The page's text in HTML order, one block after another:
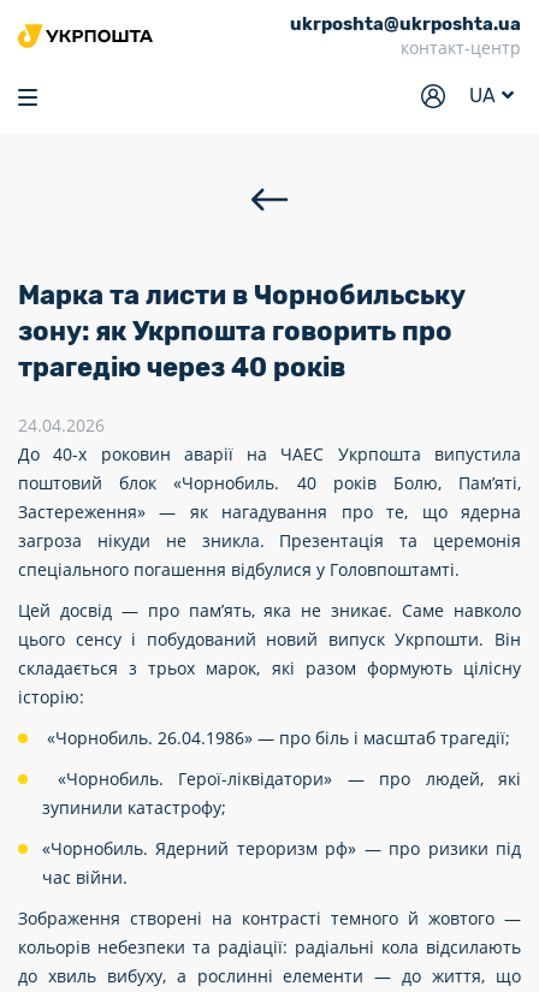
ukrposhta@ukrposhta.ua
контакт-центр
UA
Головна
Маркет
Відділення
Філателія
Кар’єра
Для бізнесу
Марка та листи в Чорнобильську
зону: як Укрпошта говорить про
трагедію через 40 років
24.04.2026
До 40-х роковин аварії на ЧАЕС Укрпошта випустила
поштовий блок «Чорнобиль. 40 років Болю, Пам’яті,
Застереження» — як нагадування про те, що ядерна
загроза нікуди не зникла. Презентація та церемонія
спеціального погашення відбулися у Головпоштамті.
Цей досвід — про пам’ять, яка не зникає. Саме навколо
цього сенсу і побудований новий випуск Укрпошти. Він
складається з трьох марок, які разом формують цілісну
історію:
«Чорнобиль. 26.04.1986» — про біль і масштаб трагедії;
«Чорнобиль. Герої-ліквідатори» — про людей, які
зупинили катастрофу;
«Чорнобиль. Ядерний тероризм рф» — про ризики під
час війни.
Зображення створені на контрасті темного й жовтого —
кольорів небезпеки та радіації: радіальні кола відсилають
до хвиль вибуху, а рослинні елементи — до життя, що